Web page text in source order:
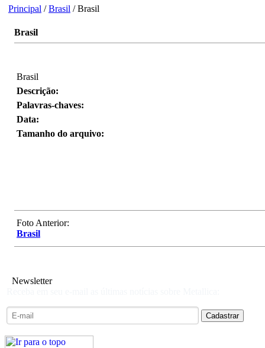
Principal /Brasil / Brasil
Brasil
Brasil
Descrição:
Palavras-chaves:
Data:
Tamanho do arquivo:
Foto Anterior:
Brasil
Newsletter